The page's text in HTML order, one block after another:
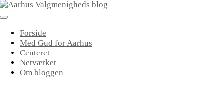
Skip
to
Forside
Med Gud for Aarhus
Centeret
Netværket
Om bloggen